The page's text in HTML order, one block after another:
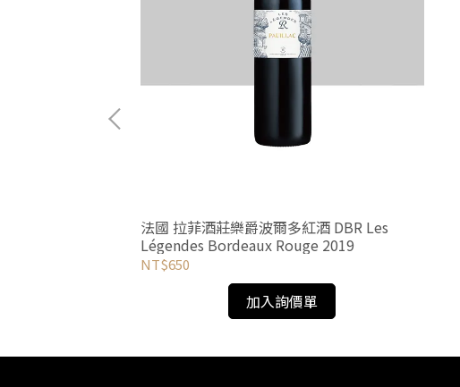
法國 拉菲酒莊樂爵波爾多紅酒 DBR Les
Légendes Bordeaux Rouge 2019
NT$650
加入詢價單